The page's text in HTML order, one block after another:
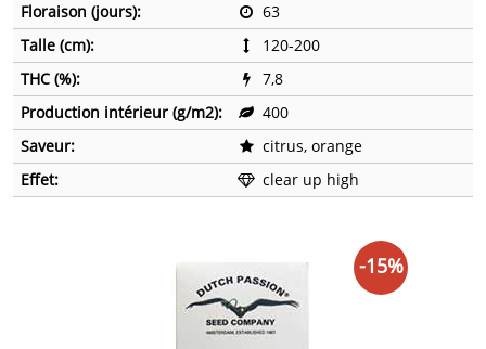
Floraison (jours):
63
Talle (cm):
120-200
THC (%):
7,8
Production intérieur (g/m2):
400
Saveur:
citrus, orange
Effet:
clear up high
-15%